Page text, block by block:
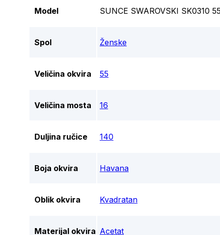
Model SUNCE SWAROVSKI SK0310
Spol Ženske
Veličina okvira 55
Veličina mosta 16
Duljina ručice 140
Boja okvira Havana
Oblik okvira Kvadratan
Materijal okvira Acetat